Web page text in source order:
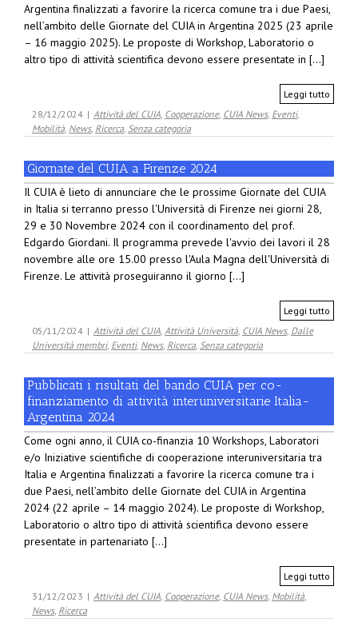
Argentina finalizzati a favorire la ricerca comune tra i due Paesi,
nell’ambito delle Giornate del CUIA in Argentina 2025 (23 aprile
– 16 maggio 2025). Le proposte di Workshop, Laboratorio o
altro tipo di attività scientifica devono essere presentate in [...]
Leggi tutto
28/12/2024 | Attività del CUIA, Cooperazione, CUIA News, Eventi,
Mobilità, News, Ricerca, Senza categoria
Giornate del CUIA a Firenze 2024
Il CUIA è lieto di annunciare che le prossime Giornate del CUIA
in Italia si terranno presso l'Università di Firenze nei giorni 28,
29 e 30 Novembre 2024 con il coordinamento del prof.
Edgardo Giordani. Il programma prevede l'avvio dei lavori il 28
novembre alle ore 15.00 presso l'Aula Magna dell'Università di
Firenze. Le attività proseguiranno il giorno [...]
Leggi tutto
05/11/2024 | Attività del CUIA, Attività Università, CUIA News, Dalle
Università membri, Eventi, News, Ricerca, Senza categoria
Pubblicati i risultati del bando CUIA per co-
finanziamento di attività interuniversitarie Italia-
Argentina 2024
Come ogni anno, il CUIA co-finanzia 10 Workshops, Laboratori
e/o Iniziative scientifiche di cooperazione interuniversitaria tra
Italia e Argentina finalizzati a favorire la ricerca comune tra i
due Paesi, nell’ambito delle Giornate del CUIA in Argentina
2024 (22 aprile – 14 maggio 2024). Le proposte di Workshop,
Laboratorio o altro tipo di attività scientifica devono essere
presentate in partenariato [...]
Leggi tutto
31/12/2023 | Attività del CUIA, Cooperazione, CUIA News, Mobilità,
News, Ricerca